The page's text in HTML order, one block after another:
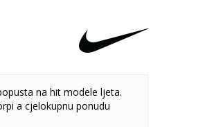
na hit modele ljeta.
a cjelokupnu ponudu